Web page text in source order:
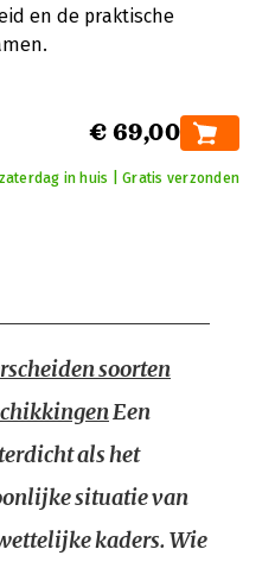
en de praktische
€ 69,00
in huis | Gratis verzonden
soorten
Een
als het
situatie van
kaders. Wie